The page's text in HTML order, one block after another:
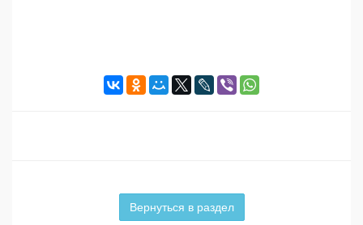
Вернуться в раздел